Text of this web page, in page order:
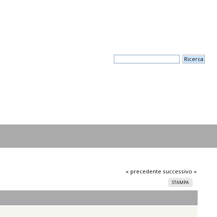
« precedente successivo »
STAMPA